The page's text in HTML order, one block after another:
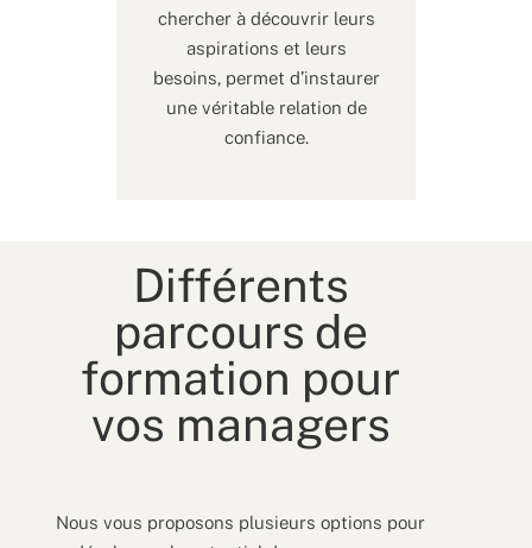
chercher à découvrir leurs
aspirations et leurs
besoins, permet d’instaurer
une véritable relation de
confiance.
Différents
parcours de
formation pour
vos managers
Nous vous proposons plusieurs options pour